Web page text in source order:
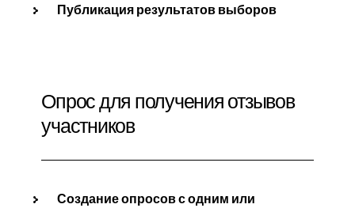
Публикация результатов выборов
Опрос для получения отзывов
участников
Создание опросов с одним или